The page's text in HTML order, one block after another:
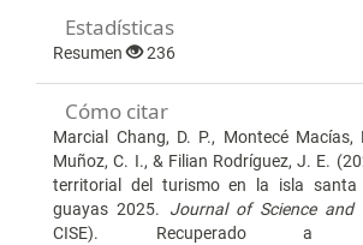
Estadísticas
Resumen 236
Cómo citar
Marcial Chang, D. P., Montecé Macías,
Muñoz, C. I., & Filian Rodríguez, J. E.
territorial del turismo en la isla santa
guayas 2025. Journal of Science and
CISE). Recuperado